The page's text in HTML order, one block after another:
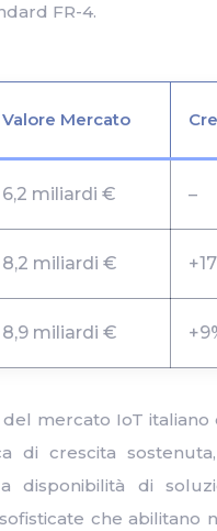
FR-4.
Valore Mercato
6,2 miliardi € –
8,2 miliardi €
8,9 miliardi €
del mercato IoT italiano
di crescita
disponibilità di
che abilitano